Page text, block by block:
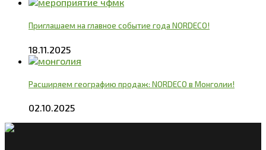
Приглашаем на главное событие года NORDECO!
18.11.2025
Расширяем географию продаж: NORDECO в Монголии!
02.10.2025